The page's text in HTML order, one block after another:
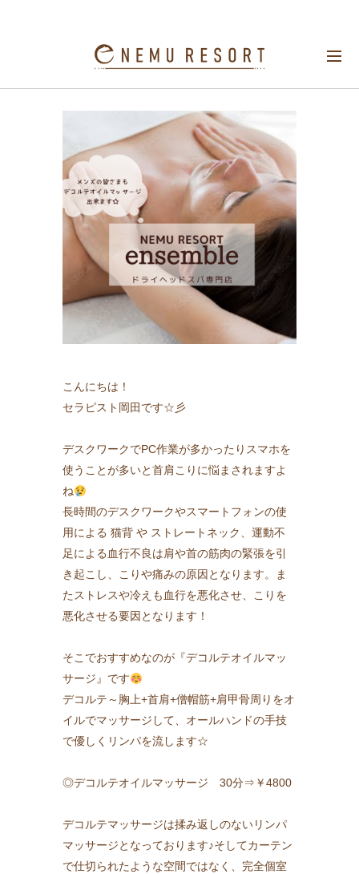
メンズの皆さまもデコルテオイルマッサージ
出来ます☆
こんにちは！
セラピスト岡田です☆彡
デスクワークでPC作業が多かったりスマホを
使うことが多いと首肩こりに悩まされますよ
ね
長時間のデスクワークやスマートフォンの使
用による 猫背 や ストレートネック、運動不
足による血行不良は肩や首の筋肉の緊張を引
き起こし、こりや痛みの原因となります。ま
たストレスや冷えも血行を悪化させ、こりを
悪化させる要因となります！
そこでおすすめなのが『デコルテオイルマッ
サージ』です
デコルテ～胸上+首肩+僧帽筋+肩甲骨周りをオ
イルでマッサージして、オールハンドの手技
で優しくリンパを流します☆
◎デコルテオイルマッサージ 30分⇒￥4800
デコルテマッサージは揉み返しのないリンパ
マッサージとなっております♪そしてカーテン
で仕切られたような空間ではなく、完全個室